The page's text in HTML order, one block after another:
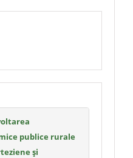
publice rurale
și